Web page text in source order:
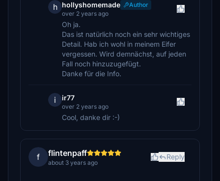
h hollyshomemade
Author
over 2 years ago
Oh ja.
Das ist natürlich noch ein sehr wichtiges
Detail. Hab ich wohl in meinem Eifer
vergessen. Wird demnächst, auf jeden
Fall noch hinzuzugefügt.
Danke für die Info.
i ir77
over 2 years ago
Cool, danke dir :-)
f flintenpaff
about 3 years ago
Reply